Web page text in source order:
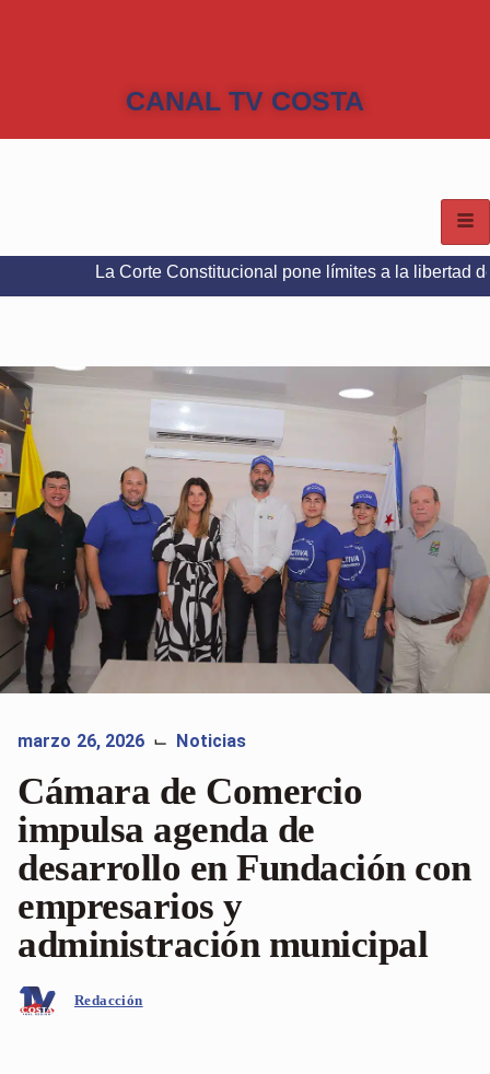
CANAL TV COSTA
Corte Constitucional pone límites a la libertad de
marzo 26, 2026 ⌙ Noticias
Cámara de Comercio
impulsa agenda de
desarrollo en Fundación con
empresarios y
administración municipal
Redacción